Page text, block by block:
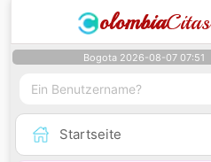
olombiaCitas
Bogota 2026-08-07 07:51
Startseite